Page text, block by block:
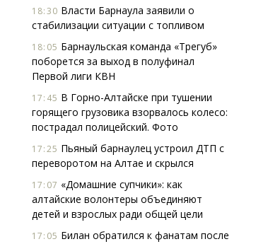
18:30 Власти Барнаула заявили о
стабилизации ситуации с топливом
18:05 Барнаульская команда «Трегуб»
поборется за выход в полуфинал
Первой лиги КВН
17:45 В Горно-Алтайске при тушении
горящего грузовика взорвалось колесо:
пострадал полицейский. Фото
17:25 Пьяный барнаулец устроил ДТП с
переворотом на Алтае и скрылся
17:07 «Домашние супчики»: как
алтайские волонтеры объединяют
детей и взрослых ради общей цели
17:05 Билан обратился к фанатам после